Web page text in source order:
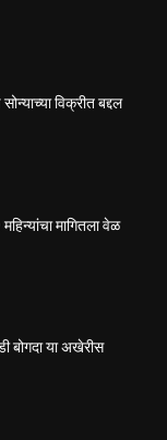
विक्रीत बद्दल
मागितला वेळ
बोगदा या अखेरीस